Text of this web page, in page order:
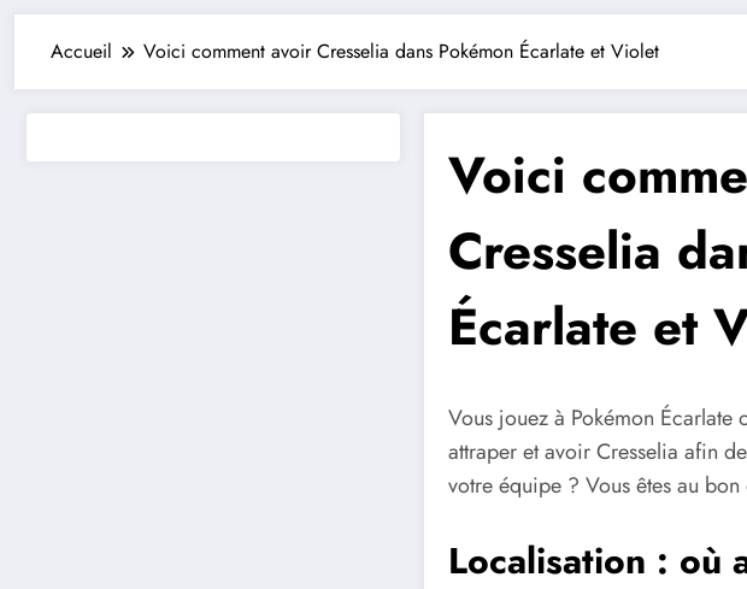
Accueil Voici comment avoir Cresselia dans Pokémon Écarlate et Violet
Voici
Cresselia
Écarlate et
Vous jouez à Pokémon Écarlate
attraper et avoir Cresselia afin
votre équipe ? Vous êtes au
Localisation : où